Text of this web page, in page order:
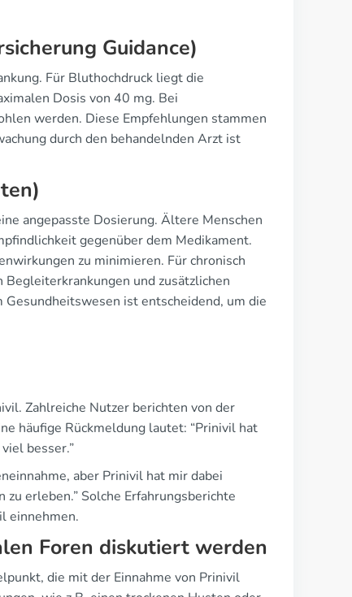
Guidance)
Für Bluthochdruck liegt die
Dosis von 40 mg. Bei
werden. Diese Empfehlungen stammen
durch den behandelnden Arzt ist
angepasste Dosierung. Ältere Menschen
gegenüber dem Medikament.
zu minimieren. Für chronisch
und zusätzlichen
ist entscheidend, um die
Zahlreiche Nutzer berichten von der
häufige Rückmeldung lautet: “Prinivil hat
besser.”
aber Prinivil hat mir dabei
erleben.” Solche Erfahrungsberichte
einnehmen.
Foren diskutiert werden
die mit der Einnahme von Prinivil